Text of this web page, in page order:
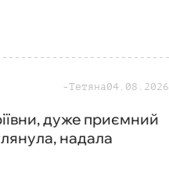
Тетяна04.08.2026
дуже приємний
надала